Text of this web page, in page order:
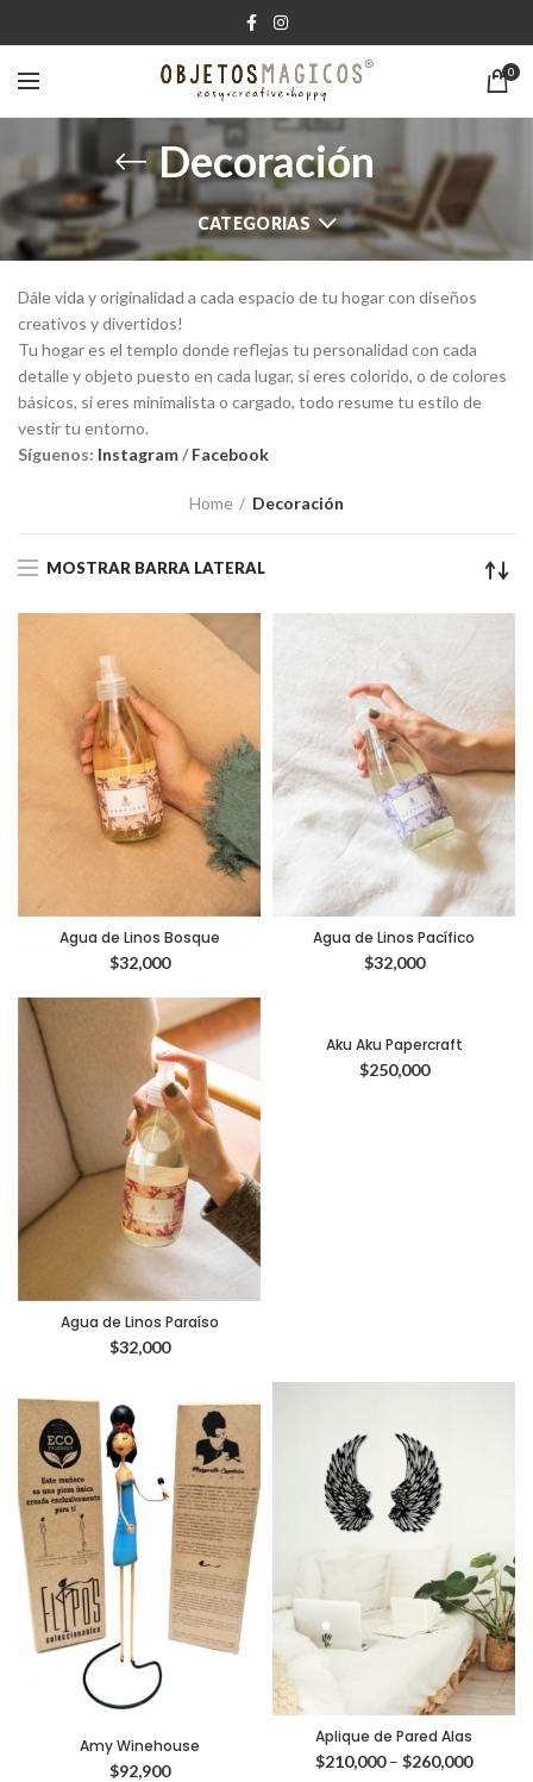
0
Decoración
CATEGORIAS
Dále vida y originalidad a cada espacio de tu hogar con diseños
creativos y divertidos!
Tu hogar es el templo donde reflejas tu personalidad con cada
detalle y objeto puesto en cada lugar, si eres colorido, o de colores
básicos, si eres minimalista o cargado, todo resume tu estilo de
vestir tu entorno.
Síguenos: Instagram/Facebook
Home Decoración
MOSTRAR BARRA LATERAL
Agua de Linos Bosque
$32,000
Agua de Linos Pacífico
$32,000
Agua de Linos Paraíso
$32,000
Aku Aku Papercraft
$250,000
Amy Winehouse
$92,900
Aplique de Pared Alas
$210,000– $260,000